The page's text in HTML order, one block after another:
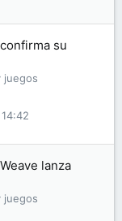
su
juegos
lanza
juegos